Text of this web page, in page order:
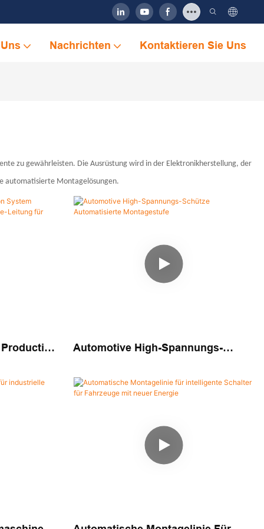
Nachrichten Kontaktieren Sie Uns
zu gewährleisten. Die Ausrüstung wird in der Elektronikherstellung, der
automatisierte Montagelösungen.
Für
Automotive High-Spannungs-
Montagestufe